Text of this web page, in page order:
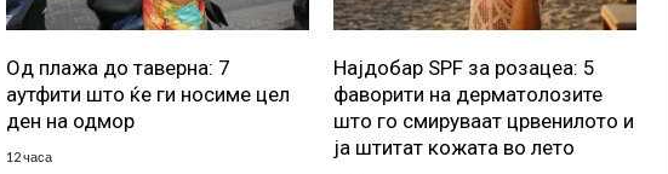
Од плажа до таверна: 7
аутфити што ќе ги носиме цел
ден на одмор
12 часа
Најдобар SPF за розацеа: 5
фаворити на дерматолозите
што го смируваат црвенилото и
ја штитат кожата во лето